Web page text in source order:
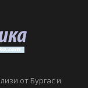
от Бургас и